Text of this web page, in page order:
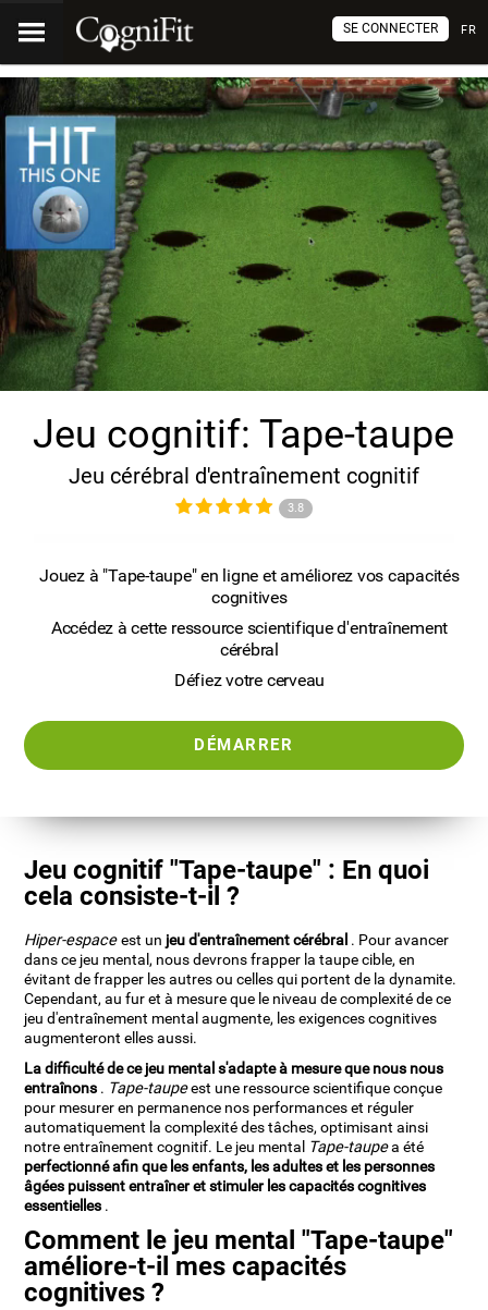
FR
SE CONNECTER
Jeu cognitif: Tape-taupe
Jeu cérébral d'entraînement cognitif
3.8
Jouez à "Tape-taupe" en ligne et améliorez vos capacités
cognitives
Accédez à cette ressource scientifique d'entraînement
cérébral
Défiez votre cerveau
DÉMARRER
Jeu cognitif "Tape-taupe" : En quoi
cela consiste-t-il ?
Hiper-espaceest un jeu d'entraînement cérébral . Pour avancer
dans ce jeu mental, nous devrons frapper la taupe cible, en
évitant de frapper les autres ou celles qui portent de la dynamite.
Cependant, au fur et à mesure que le niveau de complexité de ce
jeu d'entraînement mental augmente, les exigences cognitives
augmenteront elles aussi.
La difficulté de ce jeu mental s'adapte à mesure que nous nous
entraînons . Tape-taupeest une ressource scientifique conçue
pour mesurer en permanence nos performances et réguler
automatiquement la complexité des tâches, optimisant ainsi
notre entraînement cognitif. Le jeu mental Tape-taupea été
perfectionné afin que les enfants, les adultes et les personnes
âgées puissent entraîner et stimuler les capacités cognitives
essentielles .
Comment le jeu mental "Tape-taupe"
améliore-t-il mes capacités
cognitives ?